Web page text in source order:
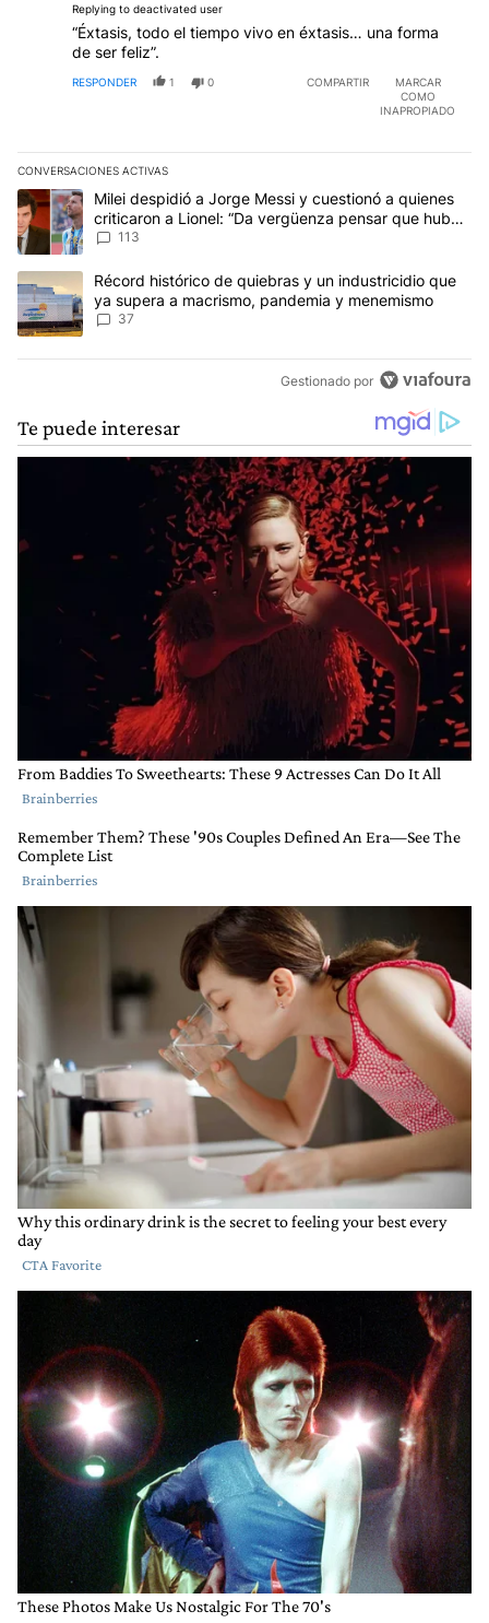
Replying to deactivated user
“Éxtasis, todo el tiempo vivo en éxtasis… una forma
de ser feliz”.
RESPONDER 1 0 COMPARTIR
MARCAR
COMO
INAPROPIADO
CONVERSACIONES ACTIVAS
Este listado muestra los artículos con más comentarios en los
Un artículo de tendencia con el título "Milei despidió a Jorge
Milei despidió a Jorge Messi y cuestionó a quienes
criticaron a Lionel: “Da vergüenza pensar que hubo
anti-Messi”
113
Un artículo de tendencia con el título "Récord histórico de
Récord histórico de quiebras y un industricidio que
ya supera a macrismo, pandemia y menemismo
37
Gestionado por